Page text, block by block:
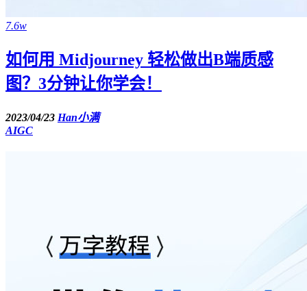
7.6w
如何用 Midjourney 轻松做出B端质感
图？3分钟让你学会！
2023/04/23 Han小满
AIGC